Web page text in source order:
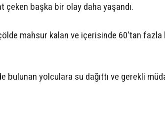
başka bir olay daha yaşandı.
mahsur kalan ve içerisinde 60'tan fazla
bulunan yolculara su dağıttı ve gerekli